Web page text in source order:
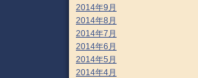
2014年9月
2014年8月
2014年7月
2014年6月
2014年5月
2014年4月